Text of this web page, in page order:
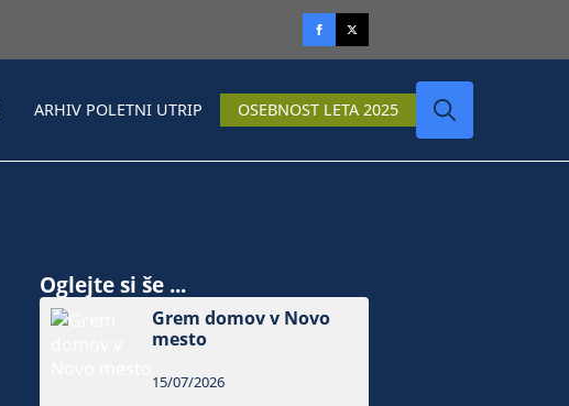
ARHIV POLETNI UTRIP OSEBNOST LETA 2025
Oglejte si še ...
Grem domov v Novo
mesto
15/07/2026